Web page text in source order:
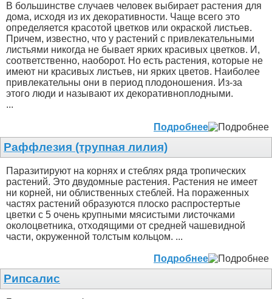
В большинстве случаев человек выбирает растения для
дома, исходя из их декоративности. Чаще всего это
определяется красотой цветков или окраской листьев.
Причем, известно, что у растений с привлекательными
листьями никогда не бывает ярких красивых цветков. И,
соответственно, наоборот. Но есть растения, которые не
имеют ни красивых листьев, ни ярких цветов. Наиболее
привлекательны они в период плодоношения. Из-за
этого люди и называют их декоративноплодными.
...
Подробнее
Раффлезия (трупная лилия)
Паразитируют на корнях и стеблях ряда тропических
растений. Это двудомные растения. Растения не имеет
ни корней, ни облиственных стеблей. На пораженных
частях растений образуются плоско распростертые
цветки с 5 очень крупными мясистыми листочками
околоцветника, отходящими от средней чашевидной
части, окруженной толстым кольцом. ...
Подробнее
Рипсалис